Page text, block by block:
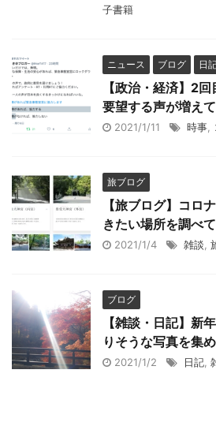
子書籍
ニュース ブログ 日
【政治・経済】2
要望する声が増えて
2021/1/11 時事
旅ブログ
【旅ブログ】コロ
きたい場所を調べ
2021/1/4 雑談
ブログ
【雑談・日記】新
りそうな写真を集
2021/1/2 日記